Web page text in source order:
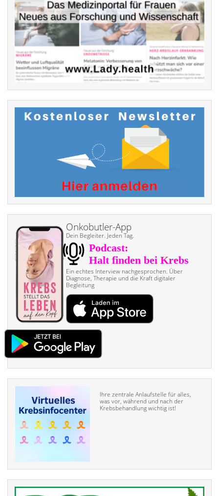
Onkobutler-App
Dein Begleiter. Jeden Tag.
Ein echtes Interview nach­gesprochen. Über
Diagnose, Therapie und die Kraft digitaler
Begleitung
Ihre zentrale Anlaufstelle für alles,
was vor, während und nach der
Krebsbehandlung wichtig ist!